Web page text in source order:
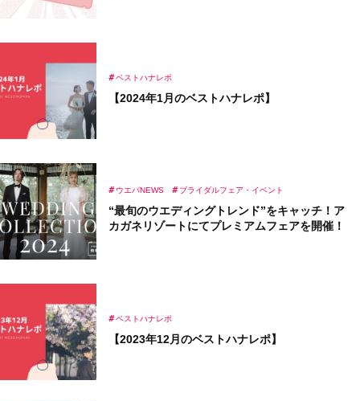
【2024年1月のベストハナレポ】
ベストハナレポ
“最旬のウエディングトレンド”をキャッチ！ア
カガネリゾートにてプレミアムフェアを開催！
ウエパNEWS ブライダルフェア・イベント
【2023年12月のベストハナレポ】
ベストハナレポ